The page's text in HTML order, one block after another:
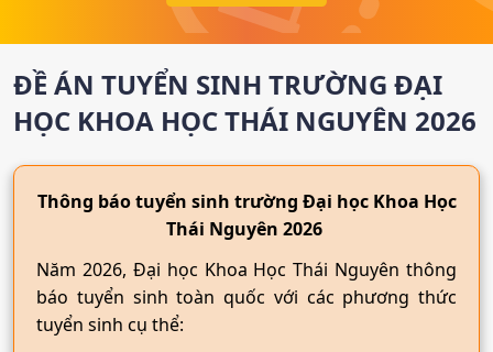
ĐỀ ÁN TUYỂN SINH TRƯỜNG ĐẠI
HỌC KHOA HỌC THÁI NGUYÊN 2026
Thông báo tuyển sinh trường Đại học Khoa Học
Thái Nguyên 2026
Năm 2026, Đại học Khoa Học Thái Nguyên thông
báo tuyển sinh toàn quốc với các phương thức
tuyển sinh cụ thể: